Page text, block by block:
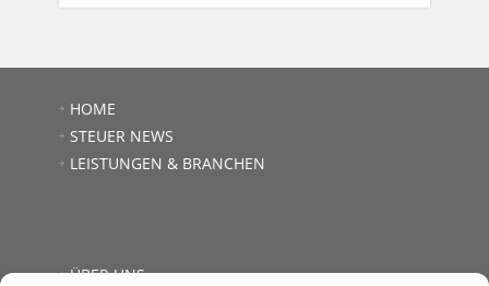
HOME
STEUER NEWS
LEISTUNGEN & BRANCHEN
ÜBER UNS